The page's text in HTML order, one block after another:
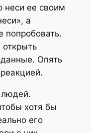
неси ее своим
а
попробовать.
открыть
данные. Опять
людей.
хотя бы
его